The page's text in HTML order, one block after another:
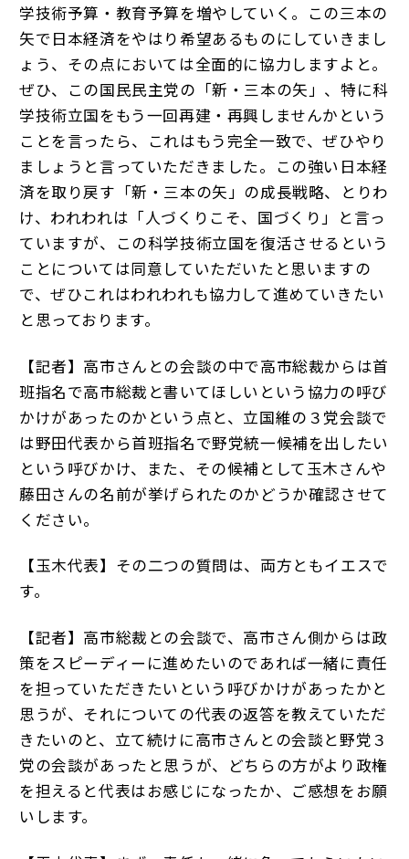
学技術予算・教育予算を増やしていく。この三本の
矢で日本経済をやはり希望あるものにしていきまし
ょう、その点においては全面的に協力しますよと。
ぜひ、この国民民主党の「新・三本の矢」、特に科
学技術立国をもう一回再建・再興しませんかという
ことを言ったら、これはもう完全一致で、ぜひやり
ましょうと言っていただきました。この強い日本経
済を取り戻す「新・三本の矢」の成長戦略、とりわ
け、われわれは「人づくりこそ、国づくり」と言っ
ていますが、この科学技術立国を復活させるという
ことについては同意していただいたと思いますの
で、ぜひこれはわれわれも協力して進めていきたい
と思っております。
【記者】高市さんとの会談の中で高市総裁からは首
班指名で高市総裁と書いてほしいという協力の呼び
かけがあったのかという点と、立国維の３党会談で
は野田代表から首班指名で野党統一候補を出したい
という呼びかけ、また、その候補として玉木さんや
藤田さんの名前が挙げられたのかどうか確認させて
ください。
【玉木代表】その二つの質問は、両方ともイエスで
す。
【記者】高市総裁との会談で、高市さん側からは政
策をスピーディーに進めたいのであれば一緒に責任
を担っていただきたいという呼びかけがあったかと
思うが、それについての代表の返答を教えていただ
きたいのと、立て続けに高市さんとの会談と野党３
党の会談があったと思うが、どちらの方がより政権
を担えると代表はお感じになったか、ご感想をお願
いします。